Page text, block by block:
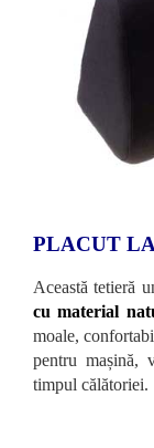
PLACUT
Această tetieră
cu material
moale,
pentru mașină,
timpul călătoriei.